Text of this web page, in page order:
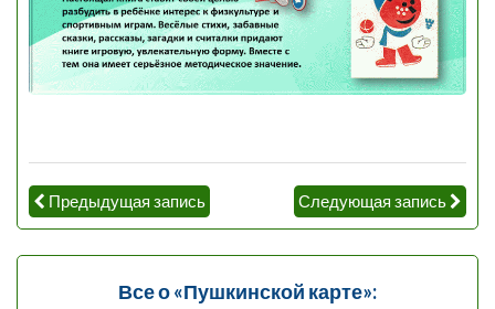
Предыдущая запись Следующая запись
Все о «Пушкинской карте»: